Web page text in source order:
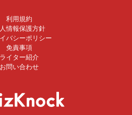
利用規約
情報保護方針
バシーポリシー
免責事項
ライター紹介
お問い合わせ